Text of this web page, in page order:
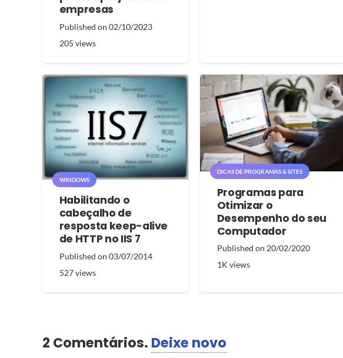
empresas
Published on 02/10/2023
205 views
WINDOWS
Habilitando o
cabeçalho de
resposta keep-alive
de HTTP no IIS 7
Published on 03/07/2014
527views
DICAS DE PROGRAMAS & SITES
Programas para
Otimizar o
Desempenho do seu
Computador
Published on 20/02/2020
1K views
2 Comentários. Deixe novo